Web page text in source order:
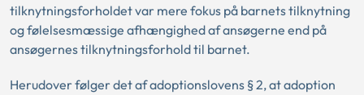
tilknytningsforholdet var mere fokus på barnets tilknytning
og følelsesmæssige afhængighed af ansøgerne end på
ansøgernes tilknytningsforhold til barnet.
Herudover følger det af adoptionslovens § 2, at adoption